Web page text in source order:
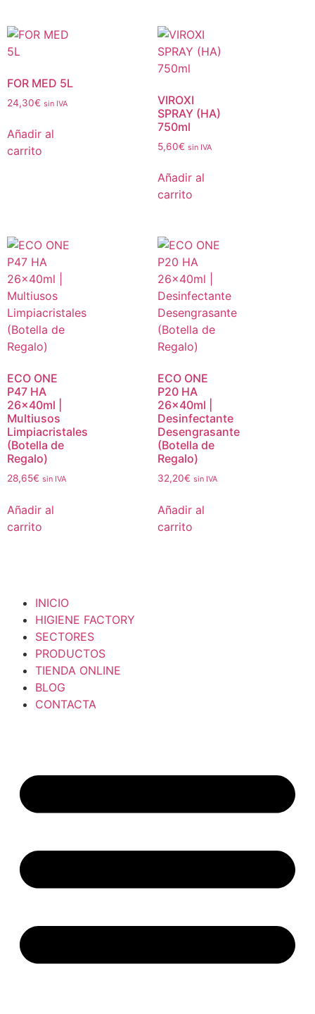
FOR MED 5L
24,30€ sin IVA
Añadir al
carrito
VIROXI
SPRAY (HA)
750ml
5,60€ sin IVA
Añadir al
carrito
ECO ONE
P47 HA
26x40ml |
Multiusos
Limpiacristales
(Botella de
Regalo)
28,65€ sin IVA
Añadir al
carrito
ECO ONE
P20 HA
26x40ml |
Desinfectante
Desengrasante
(Botella de
Regalo)
32,20€ sin IVA
Añadir al
carrito
INICIO
HIGIENE FACTORY
SECTORES
PRODUCTOS
TIENDA ONLINE
BLOG
CONTACTA